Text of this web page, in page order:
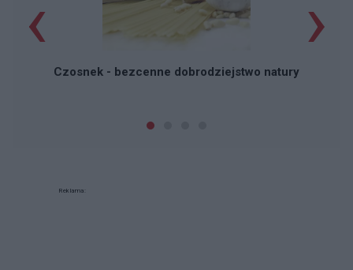
Czosnek - bezcenne dobrodziejstwo natury
‹ ›
Reklama: